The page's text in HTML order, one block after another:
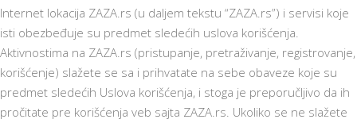
Internet lokacija ZAZA.rs (u daljem tekstu “ZAZA.rs”) i servisi koje
isti obezbeđuje su predmet sledećih uslova korišćenja.
Aktivnostima na ZAZA.rs (pristupanje, pretraživanje, registrovanje,
korišćenje) slažete se sa i prihvatate na sebe obaveze koje su
predmet sledećih Uslova korišćenja, i stoga je preporučljivo da ih
pročitate pre korišćenja veb sajta ZAZA.rs. Ukoliko se ne slažete